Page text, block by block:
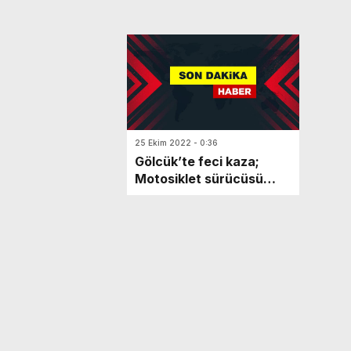
25 Ekim 2022 - 0:36
Gölcük’te feci kaza;
Motosiklet sürücüsü